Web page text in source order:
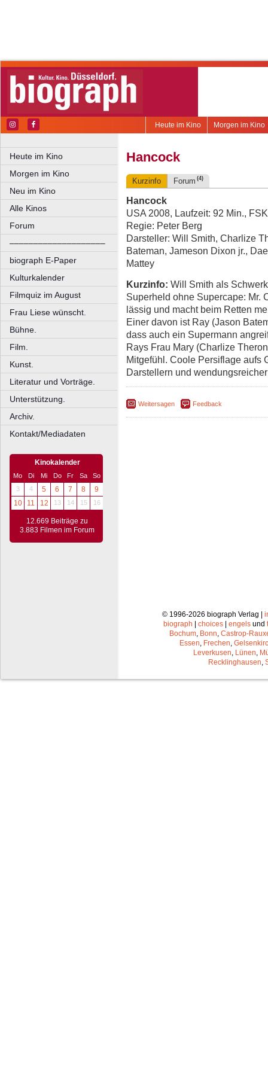
Morgen im Kino
Heute im Kino
Heute im Kino
Morgen im Kino
Neu im Kino
Alle Kinos
Forum
––––––––––––––––––––
biograph E-Paper
Kulturkalender
Filmquiz im August
Frau Liese wünscht.
Bühne.
Film.
Kunst.
Literatur und Vorträge.
Unterstützung.
Archiv.
Kontakt/Mediadaten
Kinokalender
Mo Di Mi Do Fr Sa
So
3
4 5 6 7 8
9
10
11 12 13 14 15 16
12.669 Beiträge zu
3.883 Filmen im Forum
Hancock
Kurzinfo Forum (4)
Hancock
USA 2008, Laufzeit: 92 Min.,
Regie: Peter Berg
Darsteller: Will Smith, Charlize
Bateman, Jameson Dixon jr.,
Mattey
Kurzinfo: Will Smith als
Superheld ohne Supercape: Mr.
lässig und macht beim Retten
Einer davon ist Ray (Jason
dass auch ein Supermann
Rays Frau Mary (Charlize
Mitgefühl. Coole Persiflage aufs
Darstellern und
Weitersagen Feedback
© 1996-2026 biograph Verlag |
biograph
choices engels und
Bochum, Bonn, Castrop-
Essen, Frechen,
Leverkusen, Lünen,
Recklinghausen,